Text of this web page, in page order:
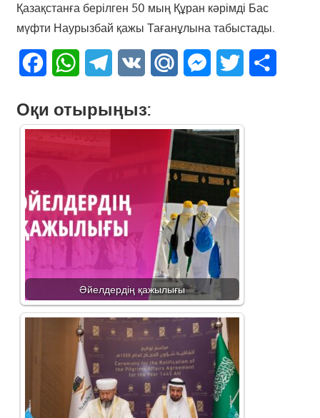
Қазақстанға берілген 50 мың Құран кәрімді Бас
мүфти Наурызбай қажы Тағанұлына табыстады.
FacebookWhatsAppTelegram
VK Mail.Ru Messenger
Twitter
Оқи отырыңыз:
Әйелдердің қажылығы